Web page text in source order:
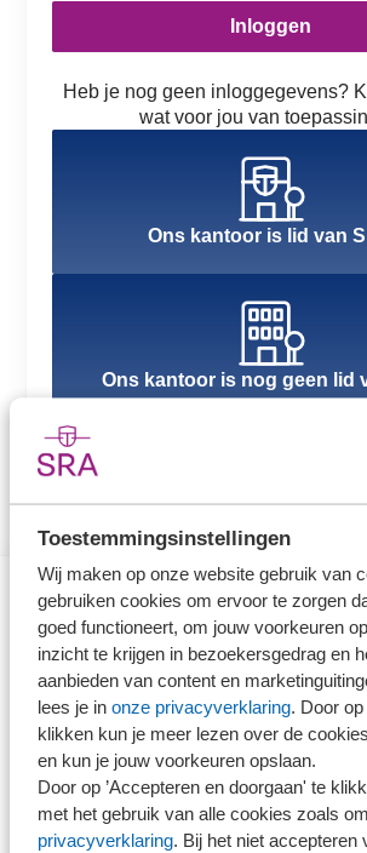
Toestemmingsinstellingen
Wij maken op onze website gebruik van
gebruiken cookies om ervoor te zorgen
goed functioneert, om jouw voorkeuren
inzicht te krijgen in bezoekersgedrag en
aanbieden van content en
lees je in onze privacyverklaring. Door op
klikken kun je meer lezen over de
en kun je jouw voorkeuren opslaan.
Door op ’Accepteren en doorgaan' te
met het gebruik van alle cookies zoals
privacyverklaring. Bij het niet accepteren
Inloggen
Heb je nog geen inloggegevens?
wat voor jou van
Ons kantoor is lid van
Ons kantoor is nog geen lid
Direct naar
Stel je vaktechnische vraag
Branche in Zicht
Dossiers
Kantoorvinder
Nieuwsbank